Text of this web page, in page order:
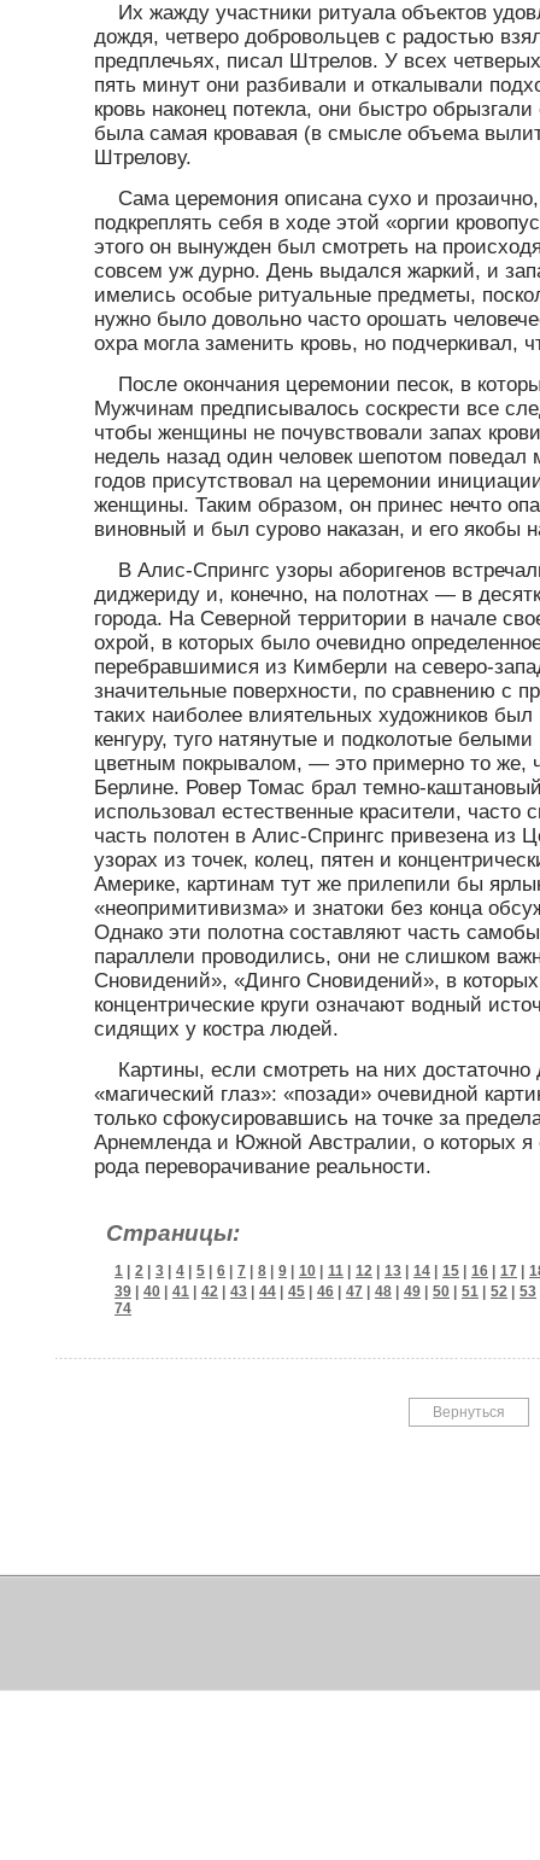
Их жажду участники ритуала объектов
дождя, четверо добровольцев с радостью
предплечьях, писал Штрелов. У всех
пять минут они разбивали и откалывали
кровь наконец потекла, они быстро
была самая кровавая (в смысле объема
Штрелову.
Сама церемония описана сухо и
подкреплять себя в ходе этой «оргии
этого он вынужден был смотреть на
совсем уж дурно. День выдался жаркий, и
имелись особые ритуальные предметы,
нужно было довольно часто орошать
охра могла заменить кровь, но подчеркивал,
После окончания церемонии песок, в
Мужчинам предписывалось соскрести все
чтобы женщины не почувствовали запах
недель назад один человек шепотом
годов присутствовал на церемонии
женщины. Таким образом, он принес нечто
виновный и был сурово наказан, и его якобы
В Алис-Спрингс узоры аборигенов
диджериду и, конечно, на полотнах — в
города. На Северной территории в начале
охрой, в которых было очевидно
перебравшимися из Кимберли на северо-
значительные поверхности, по сравнению
таких наиболее влиятельных художников
кенгуру, туго натянутые и подколотые
цветным покрывалом, — это примерно то же,
Берлине. Ровер Томас брал темно-
использовал естественные красители,
часть полотен в Алис-Спрингс привезена из
узорах из точек, колец, пятен и
Америке, картинам тут же прилепили бы
«неопримитивизма» и знатоки без конца
Однако эти полотна составляют часть
параллели проводились, они не слишком
Сновидений», «Динго Сновидений», в
концентрические круги означают водный
сидящих у костра людей.
Картины, если смотреть на них
«магический глаз»: «позади» очевидной
только сфокусировавшись на точке за
Арнемленда и Южной Австралии, о которых
рода переворачивание реальности.
Страницы:
1 2 3 4 5 6 7 8 9 10 11 12 13 14 15 16 17
39
40 41 42 43 44 45 46 47 48 49 50 51 52 53
74